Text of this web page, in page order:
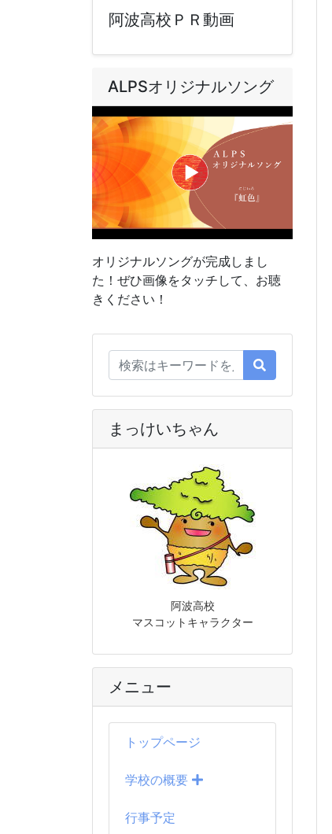
阿波高校ＰＲ動画
ALPSオリジナルソング
オリジナルソングが完成しまし
た！ぜひ画像をタッチして、お聴
きください！
まっけいちゃん
阿波高校
マスコットキャラクター
メニュー
トップページ
学校の概要
行事予定